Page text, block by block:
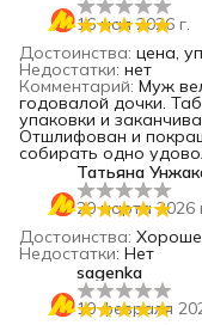
16 мая 2026 г.
Достоинства: цена,
Недостатки: нет
Комментарий: Муж
годовалой дочки.
упаковки и
Отшлифован и
собирать одно
отечественное =
спасибо и
Татьяна
20 марта 2026
Достоинства:
Недостатки: Нет
sagenka
10 февраля